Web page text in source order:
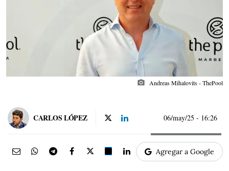
photo_camera Andreas Mihalovits - ThePool
CARLOS LÓPEZ 06/may/25 - 16:26
Agregar a Google